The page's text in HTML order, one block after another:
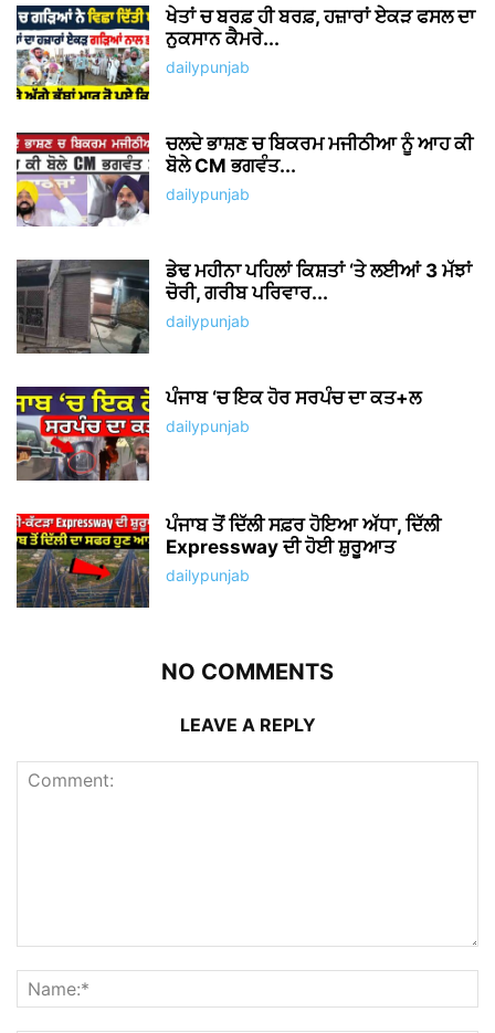
ਖੇਤਾਂ ਚ ਬਰਫ਼ ਹੀ ਬਰਫ਼, ਹਜ਼ਾਰਾਂ ਏਕੜ ਫਸਲ ਦਾ
ਨੁਕਸਾਨ ਕੈਮਰੇ...
dailypunjab
ਚਲਦੇ ਭਾਸ਼ਣ ਚ ਬਿਕਰਮ ਮਜੀਠੀਆ ਨੂੰ ਆਹ ਕੀ
ਬੋਲੇ CM ਭਗਵੰਤ...
dailypunjab
ਡੇਢ ਮਹੀਨਾ ਪਹਿਲਾਂ ਕਿਸ਼ਤਾਂ ‘ਤੇ ਲਈਆਂ 3 ਮੱਝਾਂ
ਚੋਰੀ, ਗਰੀਬ ਪਰਿਵਾਰ...
dailypunjab
ਪੰਜਾਬ ‘ਚ ਇਕ ਹੋਰ ਸਰਪੰਚ ਦਾ ਕਤ+ਲ
dailypunjab
ਪੰਜਾਬ ਤੋਂ ਦਿੱਲੀ ਸਫ਼ਰ ਹੋਇਆ ਅੱਧਾ, ਦਿੱਲੀ
Expressway ਦੀ ਹੋਈ ਸ਼ੁਰੂਆਤ
dailypunjab
NO COMMENTS
LEAVE A REPLY